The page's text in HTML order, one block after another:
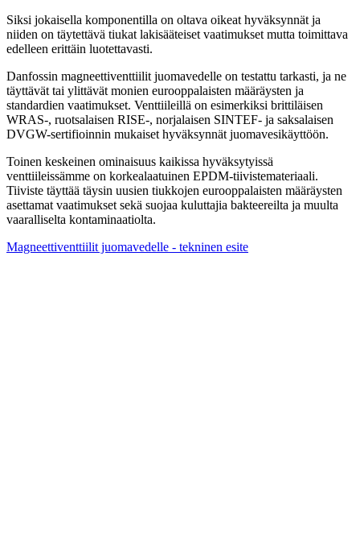
Siksi jokaisella komponentilla on oltava oikeat hyväksynnät ja
niiden on täytettävä tiukat lakisääteiset vaatimukset mutta toimittava
edelleen erittäin luotettavasti.
Danfossin magneettiventtiilit juomavedelle on testattu tarkasti, ja ne
täyttävät tai ylittävät monien eurooppalaisten määräysten ja
standardien vaatimukset. Venttiileillä on esimerkiksi brittiläisen
WRAS-, ruotsalaisen RISE-, norjalaisen SINTEF- ja saksalaisen
DVGW-sertifioinnin mukaiset hyväksynnät juomavesikäyttöön.
Toinen keskeinen ominaisuus kaikissa hyväksytyissä
venttiileissämme on korkealaatuinen EPDM-tiivistemateriaali.
Tiiviste täyttää täysin uusien tiukkojen eurooppalaisten määräysten
asettamat vaatimukset sekä suojaa kuluttajia bakteereilta ja muulta
vaaralliselta kontaminaatiolta.
Magneettiventtiilit juomavedelle - tekninen esite